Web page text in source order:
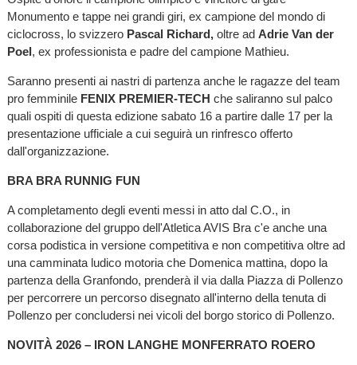
Monumento e tappe nei grandi giri, ex campione del mondo di
ciclocross, lo svizzero Pascal Richard, oltre ad Adrie Van der
Poel, ex professionista e padre del campione Mathieu.
Saranno presenti ai nastri di partenza anche le ragazze del team
pro femminile FENIX PREMIER-TECH che saliranno sul palco
quali ospiti di questa edizione sabato 16 a partire dalle 17 per la
presentazione ufficiale a cui seguirà un rinfresco offerto
dall'organizzazione.
BRA BRA RUNNIG FUN
A completamento degli eventi messi in atto dal C.O., in
collaborazione del gruppo dell'Atletica AVIS Bra c'e anche una
corsa podistica in versione competitiva e non competitiva oltre ad
una camminata ludico motoria che Domenica mattina, dopo la
partenza della Granfondo, prenderà il via dalla Piazza di Pollenzo
per percorrere un percorso disegnato all'interno della tenuta di
Pollenzo per concludersi nei vicoli del borgo storico di Pollenzo.
NOVITÀ 2026 – IRON LANGHE MONFERRATO ROERO